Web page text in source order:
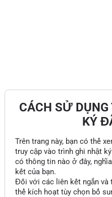
CÁCH SỬ
KÝ
Trên trang này, bạn có thể
truy cập vào trình ghi nhật
có thông tin nào ở đây,
kết của bạn.
Đối với các liên kết ngắn và
thể kích hoạt tùy chọn bổ